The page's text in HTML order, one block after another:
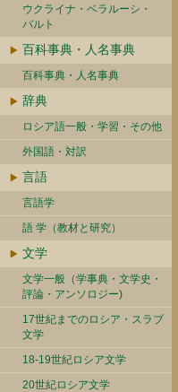
ウクライナ・ベラルーシ・
バルト
百科事典・人名事典
百科事典・人名事典
辞典
ロシア語一般・学習・その他
外国語・対訳
言語
言語学
語 学（教材と研究）
文学
文学一般（学事典・文学史・
評論・アンソロジー)
17世紀までのロシア・スラブ
文学
18-19世紀ロシア文学
20世紀ロシア文学